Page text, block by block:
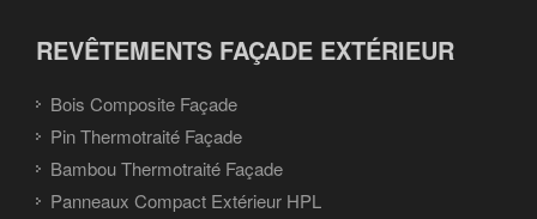
REVÊTEMENTS FAÇADE EXTÉRIEUR
Bois Composite Façade
Pin Thermotraité Façade
Bambou Thermotraité Façade
Panneaux Compact Extérieur HPL